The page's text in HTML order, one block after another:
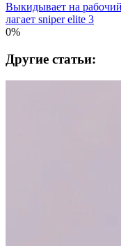
Выкидывает на
лагает sniper elite 3
0%
Другие статьи: